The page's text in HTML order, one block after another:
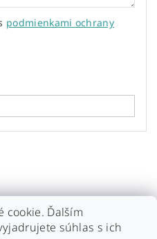
podmienkami ochrany
cookie. Ďalším
súhlas s ich